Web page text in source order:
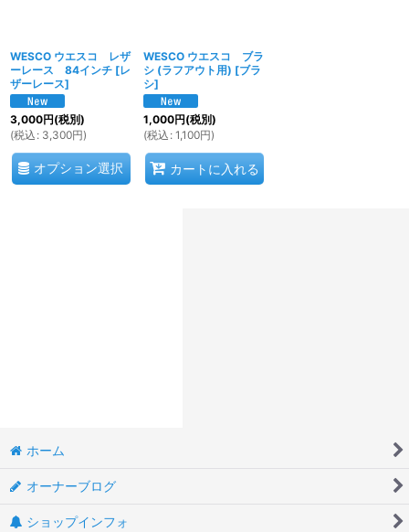
WESCO ウエスコ レザ
ーレース 84インチ [レ
ザーレース]
3,000円(税別)
(税込 : 3,300円)
オプション選択
WESCO ウエスコ ブラ
シ (ラフアウト用) [ブラ
シ]
1,000円(税別)
(税込 : 1,100円)
カートに入れる
ホーム
オーナーブログ
ショップインフォ